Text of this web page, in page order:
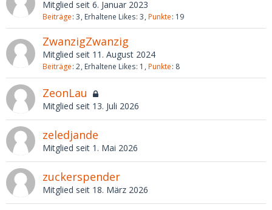
Mitglied seit 6. Januar 2023
Beiträge 3 Erhaltene Likes 3 Punkte 19
ZwanzigZwanzig
Mitglied seit 11. August 2024
Beiträge 2 Erhaltene Likes 1 Punkte 8
ZeonLau
Mitglied seit 13. Juli 2026
zeledjande
Mitglied seit 1. Mai 2026
zuckerspender
Mitglied seit 18. März 2026